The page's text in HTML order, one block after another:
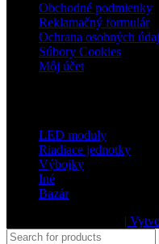
Obchodné podmienky
Reklamačný formulár
Ochrana osobných
Súbory Cookies
Môj účet
LED moduly
Riadiace jednotky
Výbojky
Iné
Bazár
|